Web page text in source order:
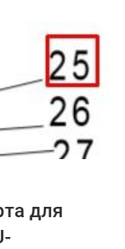
для